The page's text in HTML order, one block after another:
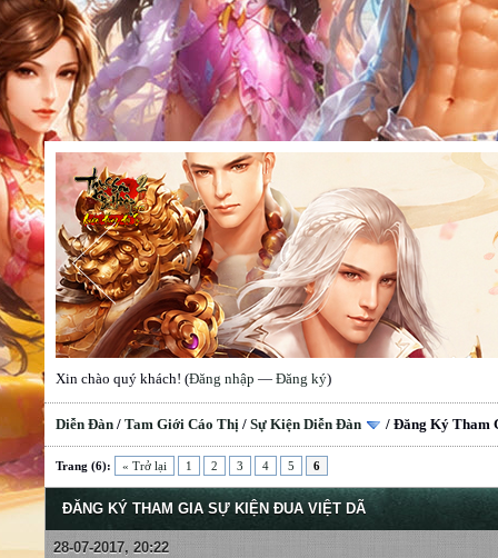
Xin chào quý khách! (Đăng nhập — Đăng ký)
Diễn Đàn / Tam Giới Cáo Thị / Sự Kiện Diễn Đàn / Đăng Ký Tham
Trang (6): « Trở lại 1 2 3 4 5 6
ĐĂNG KÝ THAM GIA SỰ KIỆN ĐUA VIỆT DÃ
28-07-2017, 20:22